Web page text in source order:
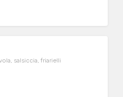
salsiccia, friarielli